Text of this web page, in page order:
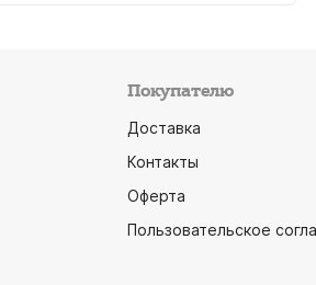
Покупателю
Доставка
Контакты
Оферта
Пользовательское